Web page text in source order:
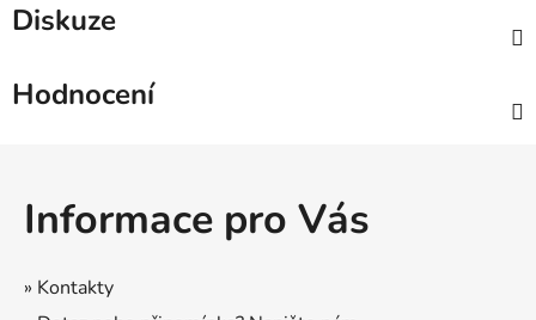
Diskuze
Hodnocení
Informace pro Vás
» Kontakty